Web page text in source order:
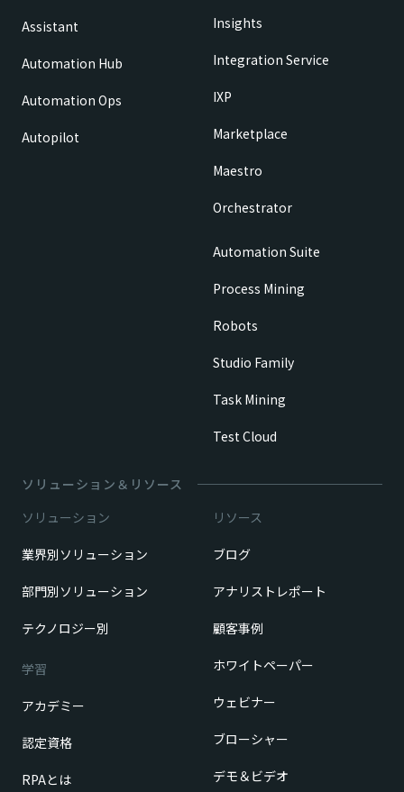
Assistant
Automation Hub
Automation Ops
Autopilot
Insights
Integration Service
IXP
Marketplace
Maestro
Orchestrator
Automation Suite
Process Mining
Robots
Studio Family
Task Mining
Test Cloud
ソリューション＆リソース
ソリューション
業界別ソリューション
部門別ソリューション
テクノロジー別
学習
アカデミー
認定資格
RPAとは
リソース
ブログ
アナリストレポート
顧客事例
ホワイトペーパー
ウェビナー
ブローシャー
デモ＆ビデオ